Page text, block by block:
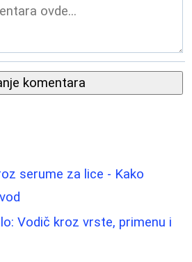
komentara
serume za lice - Kako
Vodič kroz vrste, primenu i